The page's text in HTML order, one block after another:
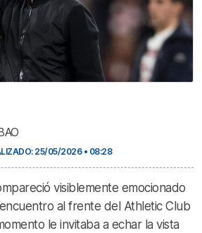
25/05/2026 • 08:28
visiblemente emocionado
al frente del Athletic Club
le invitaba a echar la vista